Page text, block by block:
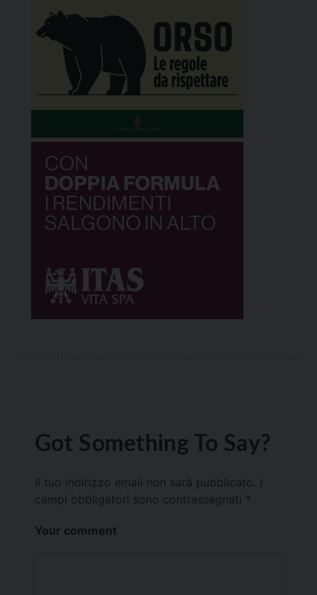
Got Something To Say?
Il tuo indirizzo email non sarà pubblicato.
campi obbligatori sono contrassegnati *
Your comment